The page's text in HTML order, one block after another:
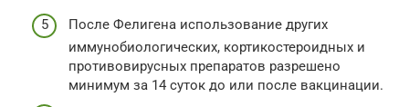
После Фелигена использование других
иммунобиологических, кортикостероидных и
противовирусных препаратов разрешено
минимум за 14 суток до или после вакцинации.